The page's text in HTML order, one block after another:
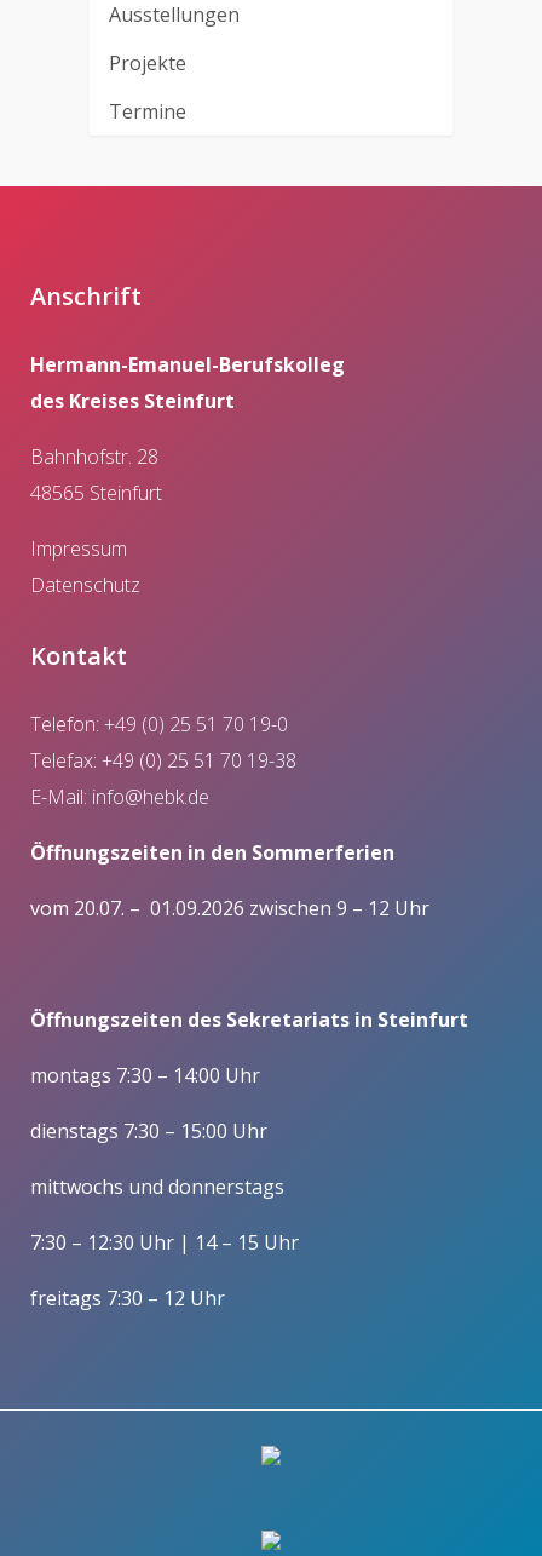
Ausstellungen
Projekte
Termine
Anschrift
Hermann-Emanuel-Berufskolleg
des Kreises Steinfurt
Bahnhofstr. 28
48565 Steinfurt
Impressum
Datenschutz
Kontakt
Telefon: +49 (0) 25 51 70 19-0
Telefax: +49 (0) 25 51 70 19-38
E-Mail: info@hebk.de
Öffnungszeiten in den Sommerferien
vom 20.07. – 01.09.2026 zwischen 9 – 12 Uhr
Öffnungszeiten des Sekretariats in Steinfurt
montags 7:30 – 14:00 Uhr
dienstags 7:30 – 15:00 Uhr
mittwochs und donnerstags
7:30 – 12:30 Uhr | 14 – 15 Uhr
freitags 7:30 – 12 Uhr